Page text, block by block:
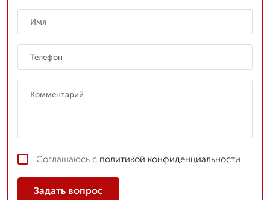
Соглашаюсь с политикой конфиденциальности
Задать вопрос